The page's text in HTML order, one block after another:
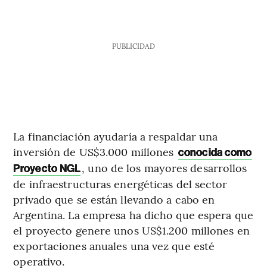
PUBLICIDAD
La financiación ayudaría a respaldar una
inversión de US$3.000 millones conocida como
Proyecto NGL, uno de los mayores desarrollos
de infraestructuras energéticas del sector
privado que se están llevando a cabo en
Argentina. La empresa ha dicho que espera que
el proyecto genere unos US$1.200 millones en
exportaciones anuales una vez que esté
operativo.